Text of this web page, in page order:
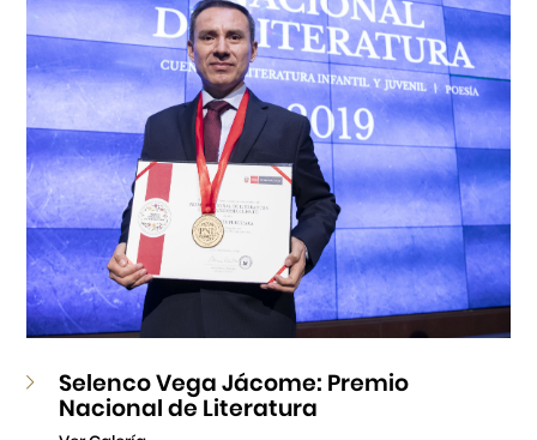
Selenco Vega Jácome: Premio
Nacional de Literatura